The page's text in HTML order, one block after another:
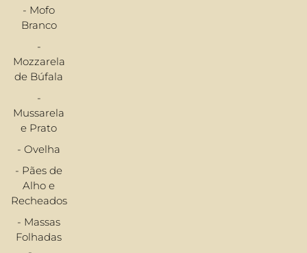
- Mofo
Branco
-
Mozzarela
de Búfala
-
Mussarela
e Prato
- Ovelha
- Pães de
Alho e
Recheados
- Massas
Folhadas